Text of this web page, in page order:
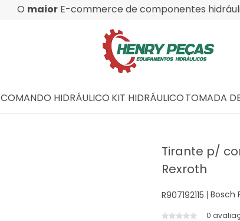
O maior E-commerce de componentes
COMANDO HIDRÁULICO KIT HIDRÁULICOTOMADA
Tirante p/
Rexroth
R907192115 Bosch
0